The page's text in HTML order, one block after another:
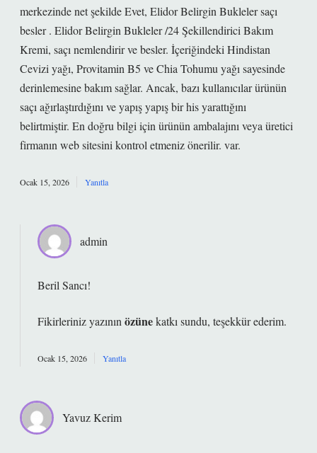
merkezinde net şekilde Evet, Elidor Belirgin Bukleler saçı
besler . Elidor Belirgin Bukleler /24 Şekillendirici Bakım
Kremi, saçı nemlendirir ve besler. İçeriğindeki Hindistan
Cevizi yağı, Provitamin B5 ve Chia Tohumu yağı sayesinde
derinlemesine bakım sağlar. Ancak, bazı kullanıcılar ürünün
saçı ağırlaştırdığını ve yapış yapış bir his yarattığını
belirtmiştir. En doğru bilgi için ürünün ambalajını veya üretici
firmanın web sitesini kontrol etmeniz önerilir. var.
Ocak 15, 2026 Yanıtla
admin
Beril Sancı!
Fikirleriniz yazının özünekatkı sundu, teşekkür ederim.
Ocak 15, 2026 Yanıtla
Yavuz Kerim